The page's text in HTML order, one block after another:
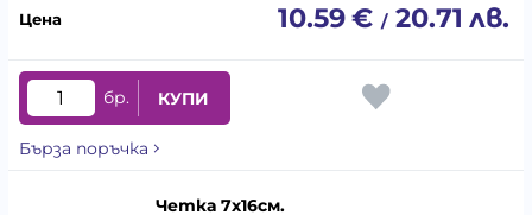
10.59€ / 20.71 лв.
бр. КУПИ
Бърза поръчка
Четка 7х16см.